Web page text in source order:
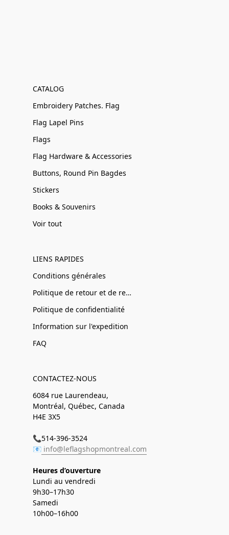
CATALOG
Embroidery Patches. Flag
Flag Lapel Pins
Flags
Flag Hardware & Accessories
Buttons, Round Pin Bagdes
Stickers
Books & Souvenirs
Voir tout
LIENS RAPIDES
Conditions générales
Politique de retour et de remboursement
Politique de confidentialité
Information sur l'expedition
FAQ
CONTACTEZ-NOUS
6084 rue Laurendeau,
Montréal, Québec, Canada
H4E 3X5
📞514-396-3524
📧 info@leflagshopmontreal.com
Heures d’ouverture
Lundi au vendredi
9h30–17h30
Samedi
10h00–16h00